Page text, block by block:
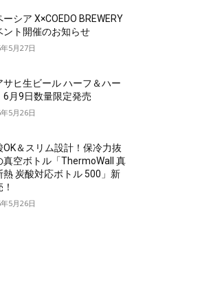
ーシア X×COEDO BREWERY
ント開催のお知らせ
5月27日
サヒ生ビール ハーフ＆ハー
6月9日数量限定発売
5月26日
OK＆スリム設計！保冷力抜
真空ボトル「ThermoWall 真
熱 炭酸対応ボトル 500」新
5月26日